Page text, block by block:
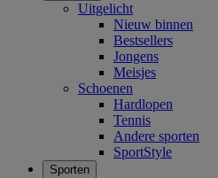
Uitgelicht
Nieuw binnen
Bestsellers
Jongens
Meisjes
Schoenen
Hardlopen
Tennis
Andere sporten
SportStyle
Sporten